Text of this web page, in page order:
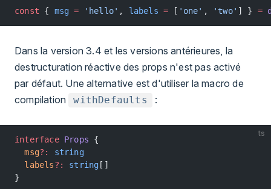
const { msg = 'hello' , labels = [ 'one' , 'two' ] } =
Dans la version 3.4 et les versions antérieures, la
destructuration réactive des props n'est pas activé
par défaut. Une alternative est d'utiliser la macro de
compilation
withDefaults :
ts
interface Props {
  msg
?:
string
  labels
?: string []
}